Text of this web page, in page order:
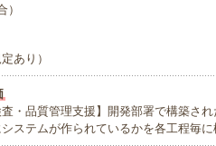
あり）
査・品質管理支援】開発部署で構築さ
ステムが作られているかを各工程毎